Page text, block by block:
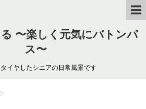
〜楽しく元気にバトンパ
ス〜
イヤしたシニアの日常風景です